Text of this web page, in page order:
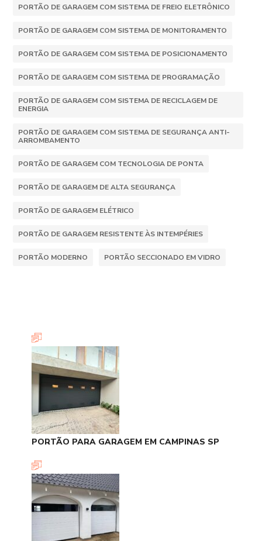
PORTÃO DE GARAGEM COM SISTEMA DE FREIO ELETRÔNICO
PORTÃO DE GARAGEM COM SISTEMA DE MONITORAMENTO
PORTÃO DE GARAGEM COM SISTEMA DE POSICIONAMENTO
PORTÃO DE GARAGEM COM SISTEMA DE PROGRAMAÇÃO
PORTÃO DE GARAGEM COM SISTEMA DE RECICLAGEM DE
ENERGIA
PORTÃO DE GARAGEM COM SISTEMA DE SEGURANÇA ANTI-
ARROMBAMENTO
PORTÃO DE GARAGEM COM TECNOLOGIA DE PONTA
PORTÃO DE GARAGEM DE ALTA SEGURANÇA
PORTÃO DE GARAGEM ELÉTRICO
PORTÃO DE GARAGEM RESISTENTE ÀS INTEMPÉRIES
PORTÃO MODERNO PORTÃO SECCIONADO EM VIDRO
PORTÃO PARA GARAGEM EM CAMPINAS SP